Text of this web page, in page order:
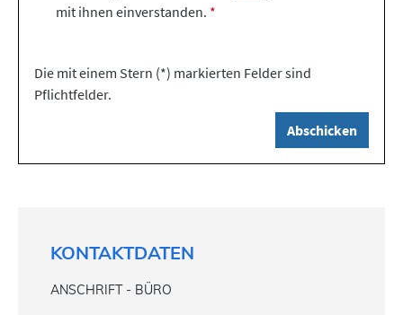
mit ihnen einverstanden. *
Die mit einem Stern (*) markierten Felder sind
Pflichtfelder.
Abschicken
KONTAKTDATEN
ANSCHRIFT - BÜRO